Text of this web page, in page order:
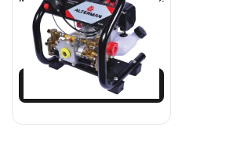
$ 722.125
$649.912
Añadir al carrito